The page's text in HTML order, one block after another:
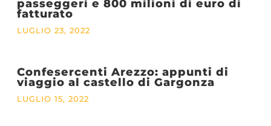
passeggeri e 800 milioni di euro di
fatturato
LUGLIO 23, 2022
Confesercenti Arezzo: appunti di
viaggio al castello di Gargonza
LUGLIO 15, 2022